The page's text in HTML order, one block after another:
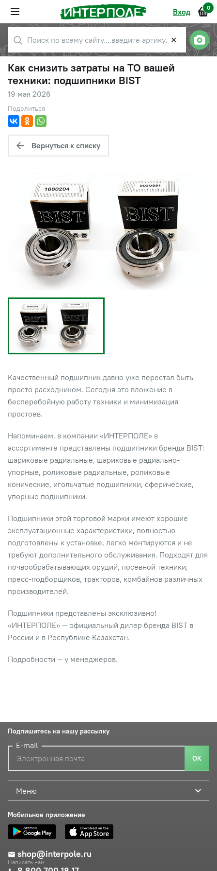
Вход 0
✕
Как снизить затраты на ТО вашей
техники: подшипники BIST
19 мая 2026
Качественный подшипник давно уже перестал быть
просто расходником. Сегодня это вложение в
бесперебойную работу техники и минимизация
простоев.
Напоминаем, в компании «ИНТЕРПОЛЕ» в
ассортименте представлены подшипники бренда BIST:
шариковые радиальные, шариковые радиально-
упорные, роликовые радиальные, роликовые
конические, игольчатые подшипники, сферические,
упорные подшипники.
Подшипники этой торговой марки имеют хорошие
эксплуатационные характеристики, полностью
подготовлены к установке, легко монтируются и не
требуют дополнительного обслуживания. Подходят для
почвообрабатывающих орудий, посевной техники,
пресс-подборщиков, тракторов, комбайнов различных
производителей.
Подшипники представлены эксклюзивно!
«ИНТЕРПОЛЕ» — официальный дилер бренда BIST в
России и в Республике Казахстан.
Подробности — у менеджеров.
Поделиться
Вернуться к списку
Меню
Мобильное приложение
shop@interpole.ru
Написать нам
Подпишитесь на нашу рассылку
E-mail
ОК